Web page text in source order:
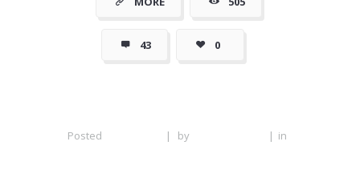
43 0
Posted | by | in